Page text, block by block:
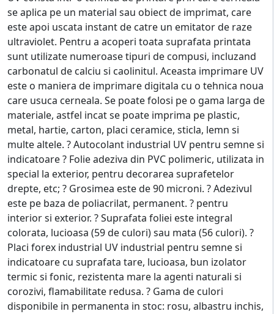
se aplica pe un material sau obiect de imprimat, care
este apoi uscata instant de catre un emitator de raze
ultraviolet. Pentru a acoperi toata suprafata printata
sunt utilizate numeroase tipuri de compusi, incluzand
carbonatul de calciu si caolinitul. Aceasta imprimare UV
este o maniera de imprimare digitala cu o tehnica noua
care usuca cerneala. Se poate folosi pe o gama larga de
materiale, astfel incat se poate imprima pe plastic,
metal, hartie, carton, placi ceramice, sticla, lemn si
multe altele. ? Autocolant industrial UV pentru semne si
indicatoare ? Folie adeziva din PVC polimeric, utilizata in
special la exterior, pentru decorarea suprafetelor
drepte, etc; ? Grosimea este de 90 microni. ? Adezivul
este pe baza de poliacrilat, permanent. ? pentru
interior si exterior. ? Suprafata foliei este integral
colorata, lucioasa (59 de culori) sau mata (56 culori). ?
Placi forex industrial UV industrial pentru semne si
indicatoare cu suprafata tare, lucioasa, bun izolator
termic si fonic, rezistenta mare la agenti naturali si
corozivi, flamabilitate redusa. ? Gama de culori
disponibile in permanenta in stoc: rosu, albastru inchis,